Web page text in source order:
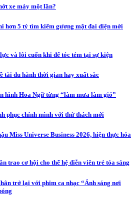
xe máy một lần?
hơn 5 tỷ tìm kiếm gương mặt đại diện mới
và lôi cuốn khi để tóc tém tại sự kiện
tài du hành thời gian hay xuất sắc
hình Hoa Ngữ từng “làm mưa làm gió”
phục chính mình với thử thách mới
Miss Universe Business 2026, hiện thực hóa
trao cơ hội cho thế hệ diễn viên trẻ tỏa sáng
trở lại với phim ca nhạc “Ánh sáng nơi